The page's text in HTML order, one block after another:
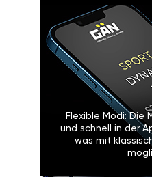
Flexible Modi: Die
und schnell in der
was mit